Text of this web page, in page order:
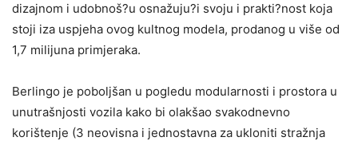
dizajnom i udobnoš?u osnažuju?i svoju i prakti?nost koja
stoji iza uspjeha ovog kultnog modela, prodanog u više od
1,7 milijuna primjeraka.
Berlingo je poboljšan u pogledu modularnosti i prostora u
unutrašnjosti vozila kako bi olakšao svakodnevno
korištenje (3 neovisna i jednostavna za ukloniti stražnja